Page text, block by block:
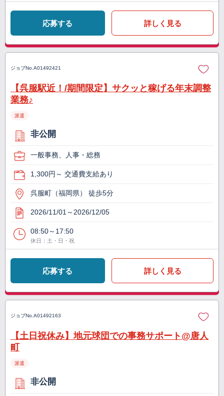
応募する 詳しく見る
ジョブNo. A01492421
【呉服駅近！/期間限定】サクッと稼げる年末調整
業務♪
派遣
非公開
一般事務、人事・総務
1,300円～ 交通費支給あり
呉服町（福岡県） 徒歩5分
2026/11/01～2026/12/05
08:50～17:50
休日：土・日・祝
応募する 詳しく見る
ジョブNo. A01492163
【土日祝休み】地元球団での事務サポート@唐人
町
派遣
非公開